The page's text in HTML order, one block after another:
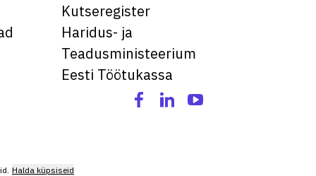
Kutseregister
Haridus- ja
Teadusministeerium
Eesti Töötukassa
Halda küpsiseid